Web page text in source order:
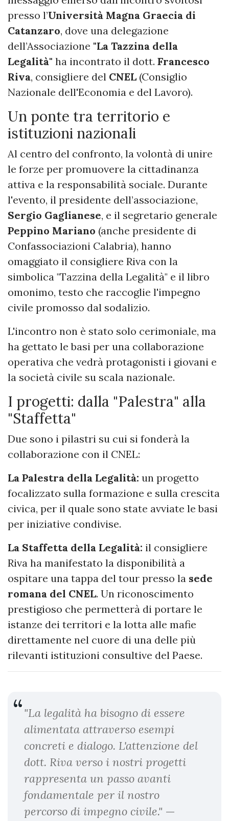
presso l’Università Magna Graecia di
Catanzaro, dove una delegazione
dell’Associazione "La Tazzina della
Legalità" ha incontrato il dott. Francesco
Riva, consigliere del CNEL (Consiglio
Nazionale dell'Economia e del Lavoro).
Un ponte tra territorio e
istituzioni nazionali
Al centro del confronto, la volontà di unire
le forze per promuovere la cittadinanza
attiva e la responsabilità sociale. Durante
l'evento, il presidente dell’associazione,
Sergio Gaglianese, e il segretario generale
Peppino Mariano (anche presidente di
Confassociazioni Calabria), hanno
omaggiato il consigliere Riva con la
simbolica "Tazzina della Legalità" e il libro
omonimo, testo che raccoglie l'impegno
civile promosso dal sodalizio.
L'incontro non è stato solo cerimoniale, ma
ha gettato le basi per una collaborazione
operativa che vedrà protagonisti i giovani e
la società civile su scala nazionale.
I progetti: dalla "Palestra" alla
"Staffetta"
Due sono i pilastri su cui si fonderà la
collaborazione con il CNEL:
La Palestra della Legalità: un progetto
focalizzato sulla formazione e sulla crescita
civica, per il quale sono state avviate le basi
per iniziative condivise.
La Staffetta della Legalità: il consigliere
Riva ha manifestato la disponibilità a
ospitare una tappa del tour presso la sede
romana del CNEL. Un riconoscimento
prestigioso che permetterà di portare le
istanze dei territori e la lotta alle mafie
direttamente nel cuore di una delle più
rilevanti istituzioni consultive del Paese.
"La legalità ha bisogno di essere
alimentata attraverso esempi
concreti e dialogo. L'attenzione del
dott. Riva verso i nostri progetti
rappresenta un passo avanti
fondamentale per il nostro
percorso di impegno civile." —